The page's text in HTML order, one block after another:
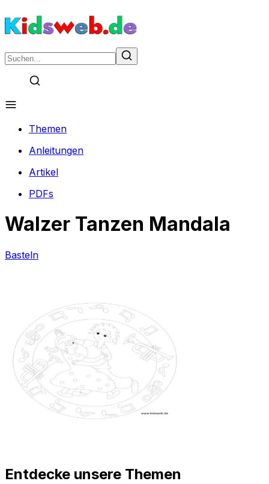
Themen
Anleitungen
Artikel
PDFs
Walzer Tanzen Mandala
Basteln
Entdecke unsere Themen